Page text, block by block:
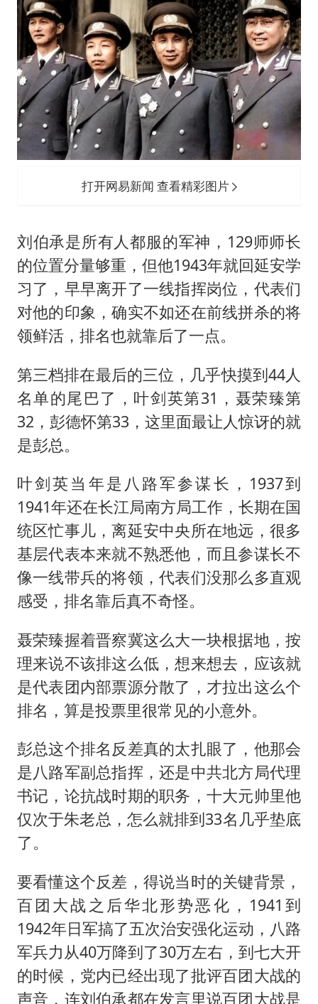
打开网易新闻 查看精彩图片
刘伯承是所有人都服的军神，129师师长
的位置分量够重，但他1943年就回延安学
习了，早早离开了一线指挥岗位，代表们
对他的印象，确实不如还在前线拼杀的将
领鲜活，排名也就靠后了一点。
第三档排在最后的三位，几乎快摸到44人
名单的尾巴了，叶剑英第31， 聂荣臻第
32，彭德怀第33，这里面最让人惊讶的就
是彭总。
叶剑英当年是八路军参谋长，1937到
1941年还在长江局南方局工作，长期在国
统区忙事儿，离延安中央所在地远，很多
基层代表本来就不熟悉他，而且参谋长不
像一线带兵的将领，代表们没那么多直观
感受，排名靠后真不奇怪。
聂荣臻握着晋察冀这么大一块根据地，按
理来说不该排这么低，想来想去，应该就
是代表团内部票源分散了，才拉出这么个
排名，算是投票里很常见的小意外。
彭总这个排名反差真的太扎眼了，他那会
是八路军副总指挥，还是中共北方局代理
书记，论抗战时期的职务，十大元帅里他
仅次于朱老总，怎么就排到33名几乎垫底
了。
要看懂这个反差，得说当时的关键背景，
百团大战之后华北形势恶化，1941到
1942年日军搞了五次治安强化运动，八路
军兵力从40万降到了30万左右，到七大开
的时候，党内已经出现了批评百团大战的
声音，连刘伯承都在发言里说百团大战是